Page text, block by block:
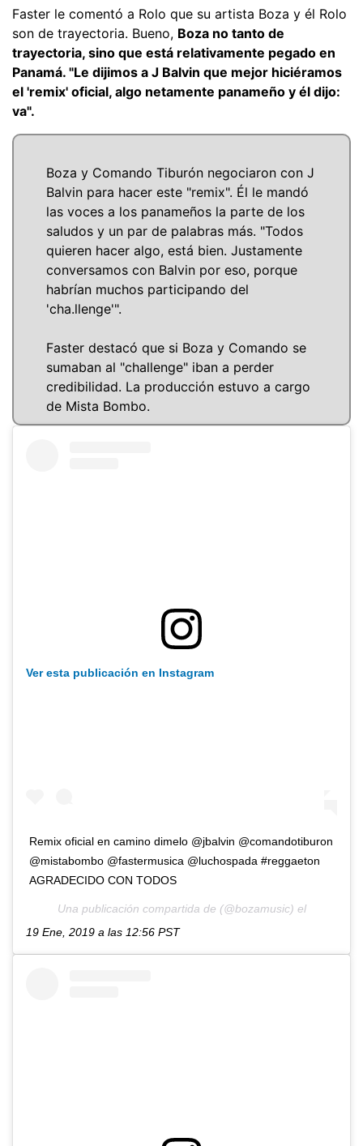
Faster le comentó a Rolo que su artista Boza y él Rolo
son de trayectoria. Bueno, Boza no tanto de
trayectoria, sino que está relativamente pegado en
Panamá. "Le dijimos a J Balvin que mejor hiciéramos
el 'remix' oficial, algo netamente panameño y él dijo:
va".
Boza y Comando Tiburón negociaron con J
Balvin para hacer este "remix". Él le mandó
las voces a los panameños la parte de los
saludos y un par de palabras más. "Todos
quieren hacer algo, está bien. Justamente
conversamos con Balvin por eso, porque
habrían muchos participando del
'cha.llenge'".
Faster destacó que si Boza y Comando se
sumaban al "challenge" iban a perder
credibilidad. La producción estuvo a cargo
de Mista Bombo.
Ver esta publicación en Instagram
Remix oficial en camino dimelo @jbalvin @comandotiburon
@mistabombo @fastermusica @luchospada #reggaeton
AGRADECIDO CON TODOS
Una publicación compartida de (@bozamusic) el
19 Ene, 2019 a las 12:56 PST